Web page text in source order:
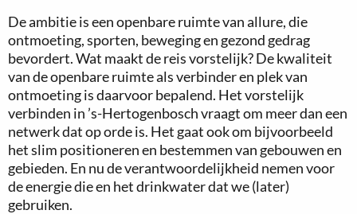
De ambitie is een openbare ruimte van allure, die
ontmoeting, sporten, beweging en gezond gedrag
bevordert. Wat maakt de reis vorstelijk? De kwaliteit
van de openbare ruimte als verbinder en plek van
ontmoeting is daarvoor bepalend. Het vorstelijk
verbinden in ’s-Hertogenbosch vraagt om meer dan een
netwerk dat op orde is. Het gaat ook om bijvoorbeeld
het slim positioneren en bestemmen van gebouwen en
gebieden. En nu de verantwoordelijkheid nemen voor
de energie die en het drinkwater dat we (later)
gebruiken.